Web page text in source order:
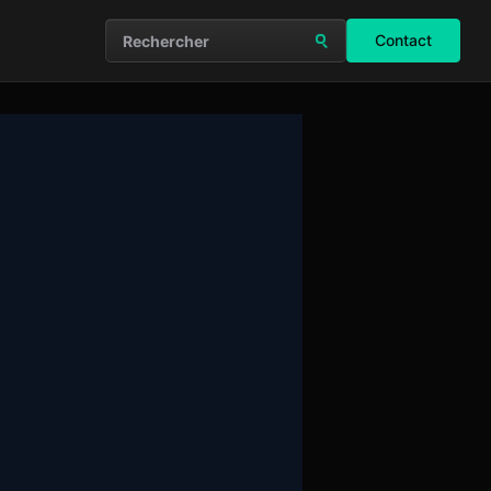
Rechercher sur le site
Contact